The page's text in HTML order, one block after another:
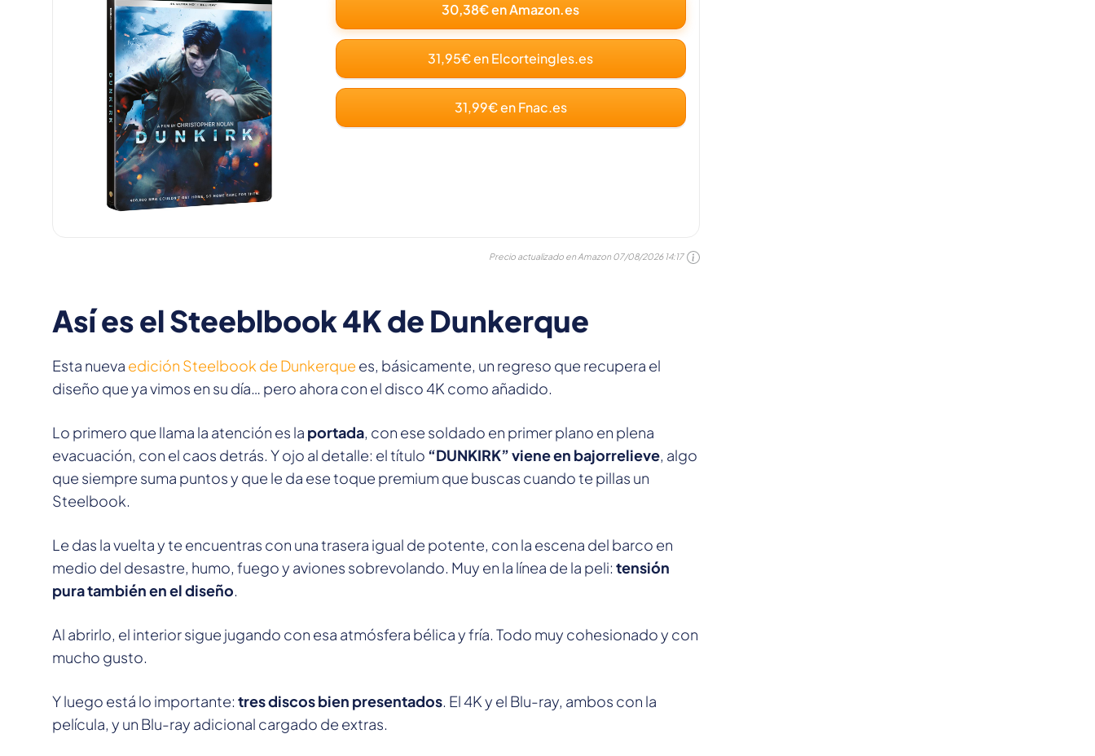
30,38€ en Amazon.es
31,95€ en Elcorteingles.es
31,99€ en Fnac.es
Precio actualizado en Amazon 07/08/2026 14:17
Así es el Steeblbook 4K de Dunkerque
Esta nueva edición Steelbook de Dunkerque es, básicamente, un regreso que recupera el
diseño que ya vimos en su día… pero ahora con el disco 4K como añadido.
Lo primero que llama la atención es la portada, con ese soldado en primer plano en plena
evacuación, con el caos detrás. Y ojo al detalle: el título “DUNKIRK” viene en bajorrelieve, algo
que siempre suma puntos y que le da ese toque premium que buscas cuando te pillas un
Steelbook.
Le das la vuelta y te encuentras con una trasera igual de potente, con la escena del barco en
medio del desastre, humo, fuego y aviones sobrevolando. Muy en la línea de la peli: tensión
pura también en el diseño.
Al abrirlo, el interior sigue jugando con esa atmósfera bélica y fría. Todo muy cohesionado y con
mucho gusto.
Y luego está lo importante: tres discos bien presentados. El 4K y el Blu-ray, ambos con la
película, y un Blu-ray adicional cargado de extras.